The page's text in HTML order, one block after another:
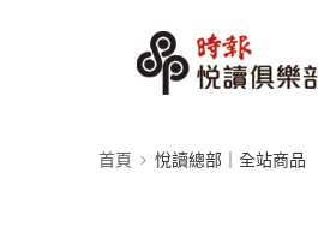
首頁 悅讀總部｜全站商品